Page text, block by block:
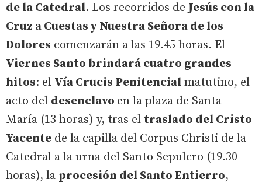
de la Catedral. Los recorridos de Jesús con la
Cruz a Cuestas y Nuestra Señora de los
Dolores comenzarán a las 19.45 horas. El
Viernes Santo brindará cuatro grandes
hitos: el Vía Crucis Penitencial matutino, el
acto del desenclavo en la plaza de Santa
María (13 horas) y, tras el traslado del Cristo
Yacente de la capilla del Corpus Christi de la
Catedral a la urna del Santo Sepulcro (19.30
horas), la procesión del Santo Entierro,